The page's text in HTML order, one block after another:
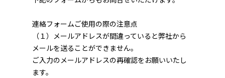
連絡フォームご使用の際の注意点
（１）メールアドレスが間違っていると弊社から
メールを送ることができません。
ご入力のメールアドレスの再確認をお願いいたし
ます。